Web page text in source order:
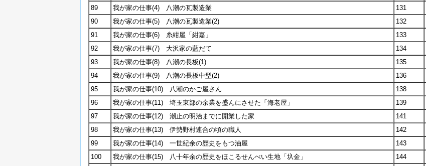
89
我が家の仕事(4) 八潮の瓦製造業 131
90
我が家の仕事(5) 八潮の瓦製造業(2) 132
91
我が家の仕事(6) 糸紺屋「紺嘉」 133
92
我が家の仕事(7) 大沢家の藍だて 134
93
我が家の仕事(8) 八潮の長板(1) 135
94
我が家の仕事(9) 八潮の長板中型(2) 136
95
我が家の仕事(10) 八潮のかご屋さん 138
96
我が家の仕事(11) 埼玉東部の余業を盛んにさせた「海老屋」 139
97
我が家の仕事(12) 潮止の明治までに開業した家 141
98
我が家の仕事(13) 伊勢野村連合の頃の職人 142
99
我が家の仕事(14) 一世紀余の歴史をもつ油屋 143
100
我が家の仕事(15) 八十年余の歴史をほこるせんべい生地「圦金」 144